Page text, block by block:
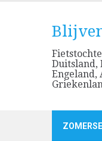
Duitsland,
Engeland,